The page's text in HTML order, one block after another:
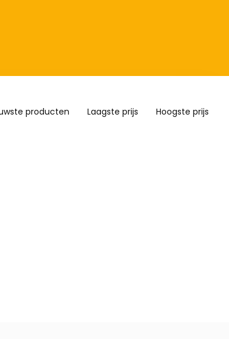
producten Laagste prijs Hoogste prijs